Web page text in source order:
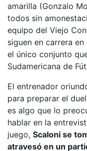
amarilla (Gonzalo
todos sin
equipo del Viejo
siguen en carrera
el único conjunto
Sudamericana de
El entrenador
para preparar el
es algo que lo
hablar en la
juego, Scaloni se
atravesó en un